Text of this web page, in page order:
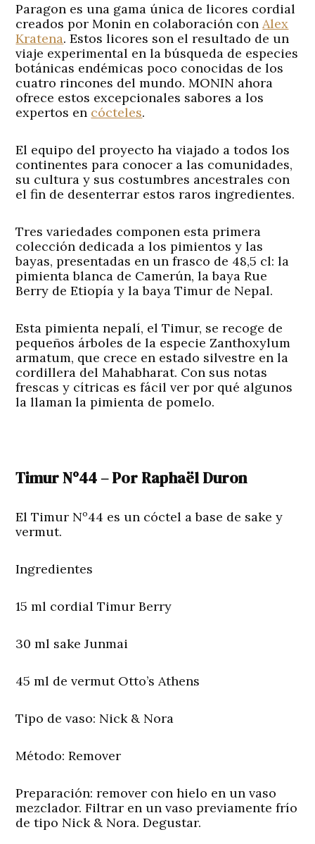
Paragon es una gama única de licores cordial
creados por Monin en colaboración conAlex
Kratena. Estos licores son el resultado de un
viaje experimental en la búsqueda de especies
botánicas endémicas poco conocidas de los
cuatro rincones del mundo. MONIN ahora
ofrece estos excepcionales sabores a los
expertos en cócteles.
El equipo del proyecto ha viajado a todos los
continentes para conocer a las comunidades,
su cultura y sus costumbres ancestrales con
el fin de desenterrar estos raros ingredientes.
Tres variedades componen esta primera
colección dedicada a los pimientos y las
bayas, presentadas en un frasco de 48,5 cl: la
pimienta blanca de Camerún, la baya Rue
Berry de Etiopía y la baya Timur de Nepal.
Esta pimienta nepalí, el Timur, se recoge de
pequeños árboles de la especie Zanthoxylum
armatum, que crece en estado silvestre en la
cordillera del Mahabharat. Con sus notas
frescas y cítricas es fácil ver por qué algunos
la llaman la pimienta de pomelo.
Timur Nº44 – Por Raphaël Duron
El Timur Nº44 es un cóctel a base de sake y
vermut.
Ingredientes
15 ml cordial Timur Berry
30 ml sake Junmai
45 ml de vermut Otto’s Athens
Tipo de vaso: Nick & Nora
Método: Remover
Preparación: remover con hielo en un vaso
mezclador. Filtrar en un vaso previamente frío
de tipo Nick & Nora. Degustar.